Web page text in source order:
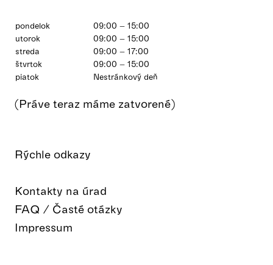
Rýchle odkazy
Kontakty na úrad
FAQ / Časté otázky
Impressum
pondelok
09:00 – 15:00
utorok
09:00 – 15:00
streda
09:00 – 17:00
štvrtok
09:00 – 15:00
piatok
Nestránkový deň
(Práve teraz máme zatvorené)